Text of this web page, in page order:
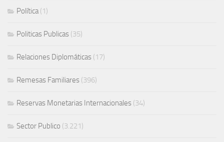
Política(1)
Politicas Publicas (35)
Relaciones Diplomáticas (17)
Remesas Familiares (396)
Reservas Monetarias Internacionales (34)
Sector Publico (3.221)